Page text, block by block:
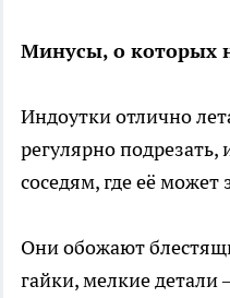
Минусы, о которых
Индоутки отлично
регулярно подрезать,
соседям, где её может
Они обожают
гайки, мелкие детали